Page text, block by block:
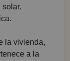
la vivienda,
a la